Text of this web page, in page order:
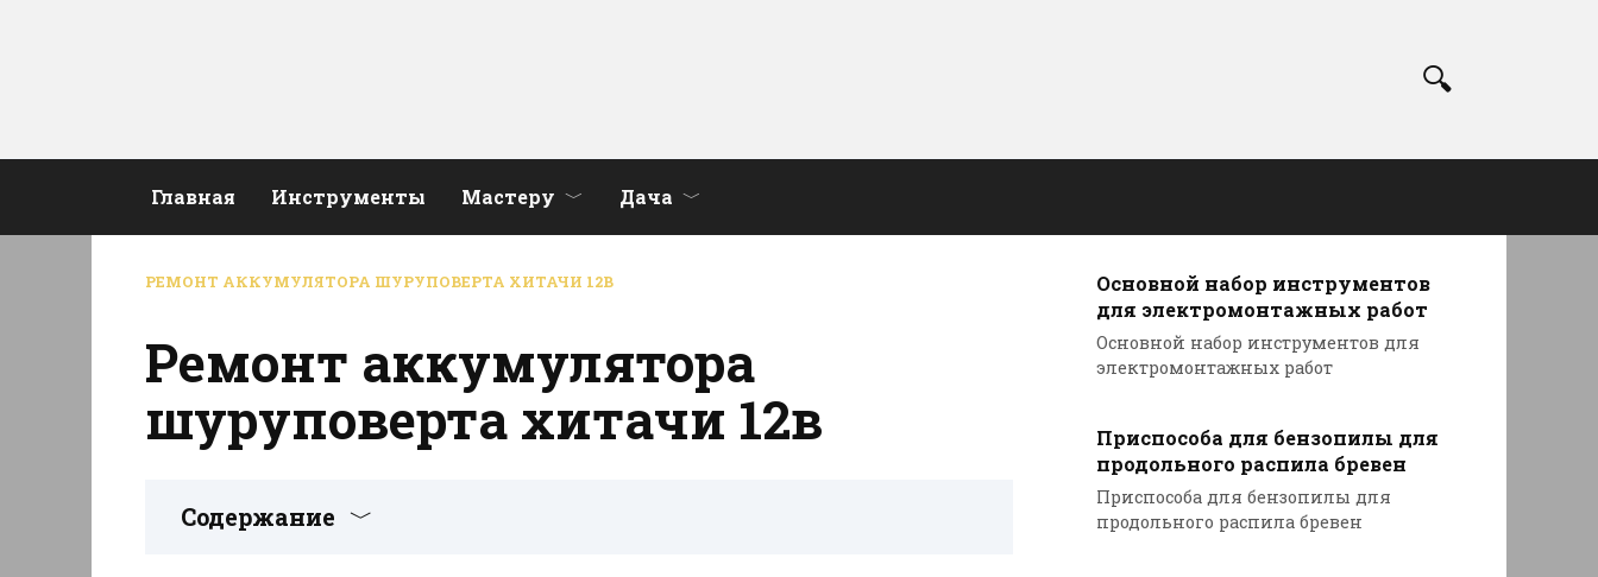
Главная Инструменты Мастеру Дача
РЕМОНТ АККУМУЛЯТОРА ШУРУПОВЕРТА ХИТАЧИ 12В
Ремонт аккумулятора
шуруповерта хитачи 12в
Содержание
Основной набор инструментов
для электромонтажных работ
Основной набор инструментов для
электромонтажных работ
Приспособа для бензопилы для
продольного распила бревен
Приспособа для бензопилы для
продольного распила бревен